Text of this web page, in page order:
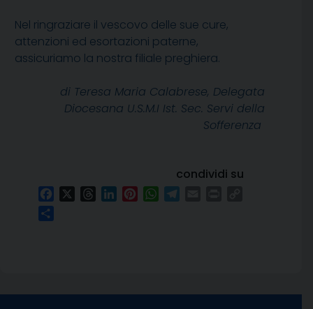
Nel ringraziare il vescovo delle sue cure,
attenzioni ed esortazioni paterne,
assicuriamo la nostra filiale preghiera.
di Teresa Maria Calabrese, Delegata
Diocesana U.S.M.I Ist. Sec. Servi della
Sofferenza
condividi su
FacebookThreadsLinkedInPinterestWhatsApp